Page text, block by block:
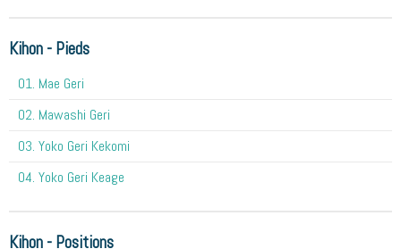
Kihon - Pieds
01. Mae Geri
02. Mawashi Geri
03. Yoko Geri Kekomi
04. Yoko Geri Keage
Kihon - Positions